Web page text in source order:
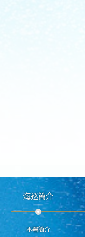
海巡簡介
本署簡介